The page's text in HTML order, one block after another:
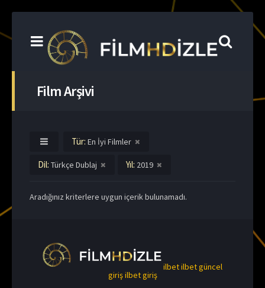
Film Arşivi
Tür: En İyi Filmler
Dil: Türkçe Dublaj Yıl: 2019
Aradığınız kriterlere uygun içerik bulunamadı.
ilbetilbet güncel
girişilbet giriş